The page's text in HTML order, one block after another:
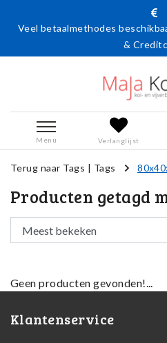
Veel betaalmethodes
&
Menu Verlanglijst
Terug naar Tags | Tags
Producten getagd
Geen producten gevonden!...
Klantenservice